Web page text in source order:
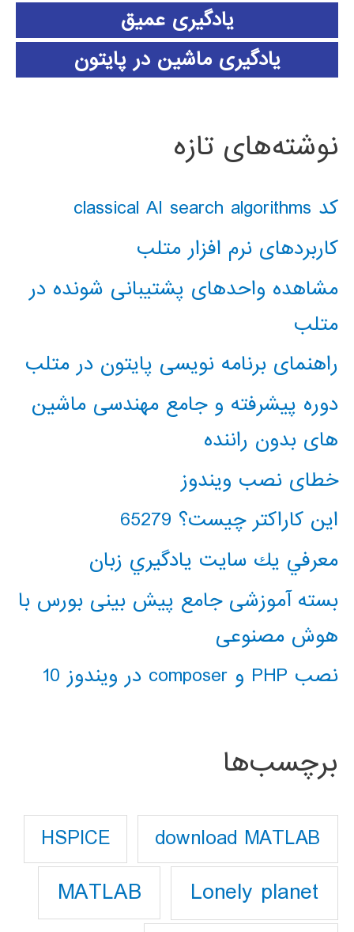
یادگیری عمیق
یادگیری ماشین در پایتون
نوشته‌های تازه
کد classical AI search algorithms
کاربردهای نرم افزار متلب
مشاهده واحدهای پشتیبانی شونده در
متلب
راهنمای برنامه نویسی پایتون در متلب
دوره پیشرفته و جامع مهندسی ماشین
های بدون راننده
خطای نصب ویندوز
این کاراکتر چیست؟ 65279
معرفي يك سايت يادگيري زبان
بسته آموزشی جامع پیش بینی بورس با
هوش مصنوعی
نصب PHP و composer در ویندوز 10
برچسب‌ها
download MATLAB
HSPICE
Lonely planet
MATLAB